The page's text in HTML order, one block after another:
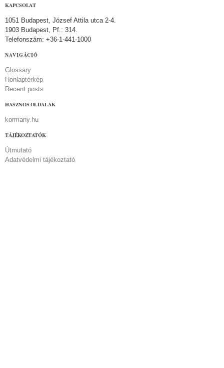
KAPCSOLAT
1051 Budapest, József Attila utca 2-4.
1903 Budapest, Pf.: 314.
Telefonszám: +36-1-441-1000
NAVIGÁCIÓ
Glossary
Honlaptérkép
Recent posts
HASZNOS OLDALAK
kormany.hu
TÁJÉKOZTATÓK
Útmutató
Adatvédelmi tájékoztató